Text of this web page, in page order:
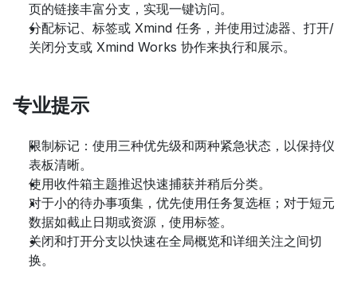
页的链接丰富分支，实现一键访问。
分配标记、标签或 Xmind 任务，并使用过滤器、打开/
关闭分支或 Xmind Works 协作来执行和展示。
专业提示
限制标记：使用三种优先级和两种紧急状态，以保持仪
表板清晰。
使用收件箱主题推迟快速捕获并稍后分类。
对于小的待办事项集，优先使用任务复选框；对于短元
数据如截止日期或资源，使用标签。
关闭和打开分支以快速在全局概览和详细关注之间切
换。